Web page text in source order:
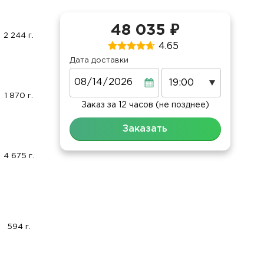
2 244 г.
1 870 г.
4 675 г.
594 г.
48 035 ₽
4.65
Дата доставки
Заказ за 12 часов (не позднее)
Заказать